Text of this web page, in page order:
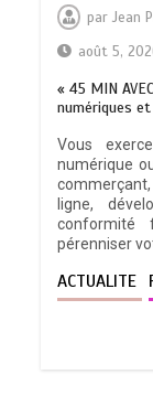
parJean
août 5,
« 45 MIN
numériques
Vous
numérique
ligne,
conformité
pérenniser
ACTUALITE